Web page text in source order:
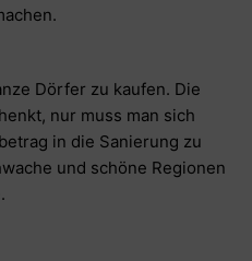
Dörfer zu kaufen. Die
nur muss man sich
in die Sanierung zu
und schöne Regionen